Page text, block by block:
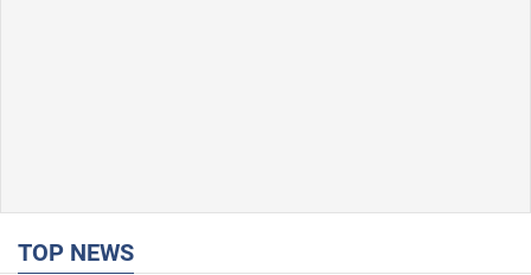
TOP NEWS